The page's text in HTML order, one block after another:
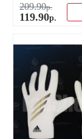
209.90р.
119.90р.